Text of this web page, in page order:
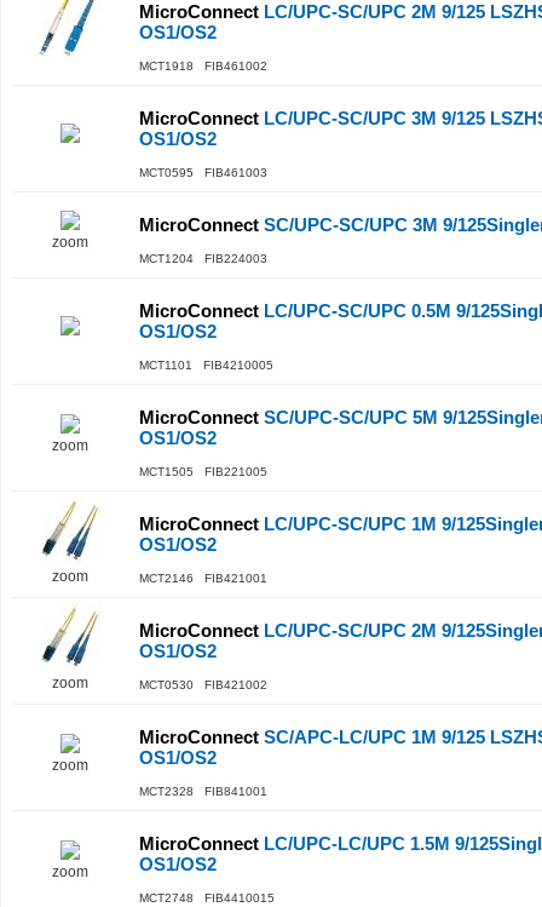
MicroConnect LC/UPC-SC/UPC 2M 9/125
OS1/OS2
MCT1918 FIB461002
MicroConnect LC/UPC-SC/UPC 3M 9/125
OS1/OS2
MCT0595 FIB461003
zoom
MicroConnect SC/UPC-SC/UPC 3M 9/
MCT1204 FIB224003
MicroConnect LC/UPC-SC/UPC 0.5M 9/
OS1/OS2
MCT1101 FIB4210005
zoom
MicroConnect SC/UPC-SC/UPC 5M 9/
OS1/OS2
MCT1505 FIB221005
zoom
MicroConnect LC/UPC-SC/UPC 1M 9/
OS1/OS2
MCT2146 FIB421001
zoom
MicroConnect LC/UPC-SC/UPC 2M 9/
OS1/OS2
MCT0530 FIB421002
zoom
MicroConnect SC/APC-LC/UPC 1M 9/125
OS1/OS2
MCT2328 FIB841001
zoom
MicroConnect LC/UPC-LC/UPC 1.5M 9/
OS1/OS2
MCT2748 FIB4410015